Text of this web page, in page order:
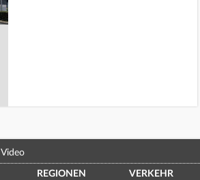
Video
REGIONEN VERKEHR